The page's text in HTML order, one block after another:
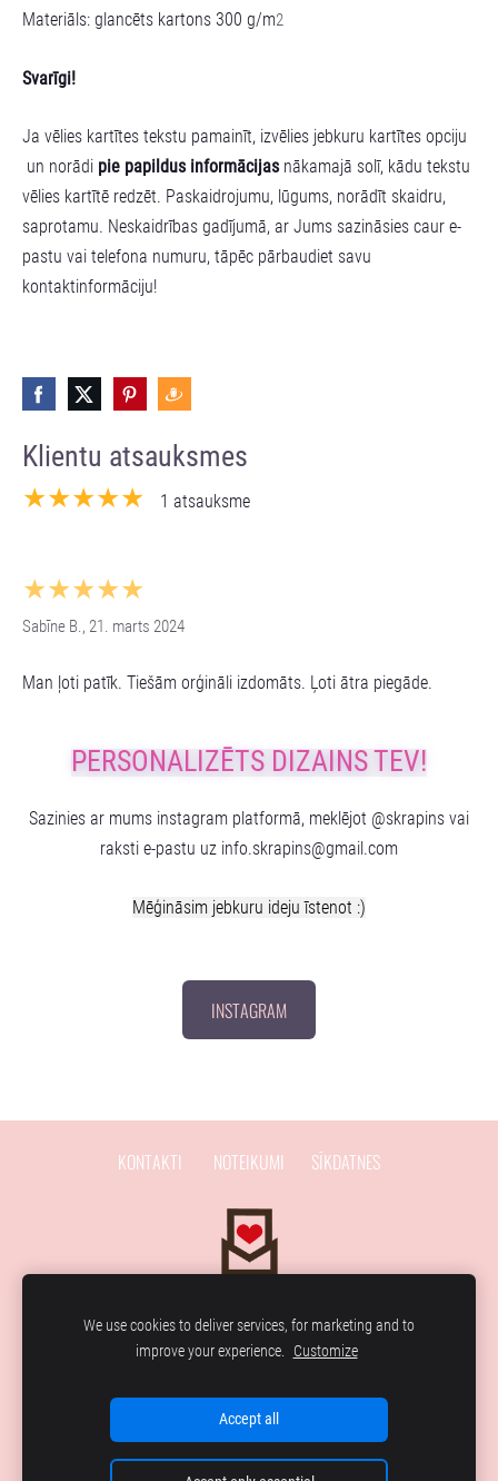
PERSONALIZĒTS DIZAINS TEV!
Sazinies ar mums instagram platformā, meklējot @skrapins vai
raksti e-pastu uz info.skrapins@gmail.com
Mēģināsim jebkuru ideju īstenot :)
INSTAGRAM
Materiāls: glancēts kartons 300 g/m2
Svarīgi!
Ja vēlies kartītes tekstu pamainīt, izvēlies jebkuru kartītes opciju
un norādi pie papildus informācijasnākamajā solī, kādu tekstu
vēlies kartītē redzēt. Paskaidrojumu, lūgums, norādīt skaidru,
saprotamu. Neskaidrības gadījumā, ar Jums sazināsies caur e-
pastu vai telefona numuru, tāpēc pārbaudiet savu
kontaktinformāciju!
Klientu atsauksmes
★★★★★ 1 atsauksme
★★★★★
Sabīne B., 21. marts 2024
Man ļoti patīk. Tiešām orģināli izdomāts. Ļoti ātra piegāde.
KONTAKTI NOTEIKUMI SĪKDATNES
Lai īpašo mirkļu ir vairāk!
We use cookies to deliver services, for marketing and to
improve your experience. Customize
Accept all